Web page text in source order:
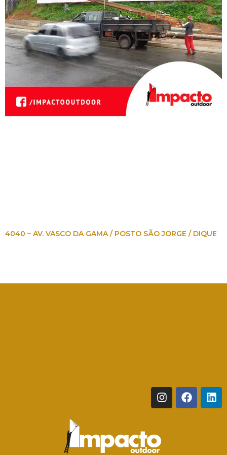
4040 – AV. VASCO DA GAMA / POSTO SÃO JORGE / DIQUE